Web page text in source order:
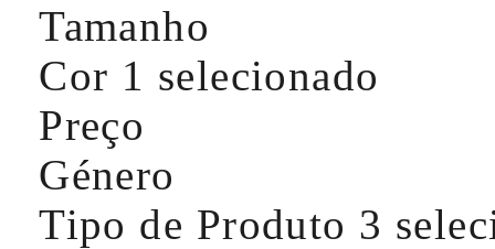
Tamanho
Cor 1 selecionado
Preço
Género
Tipo de Produto 3